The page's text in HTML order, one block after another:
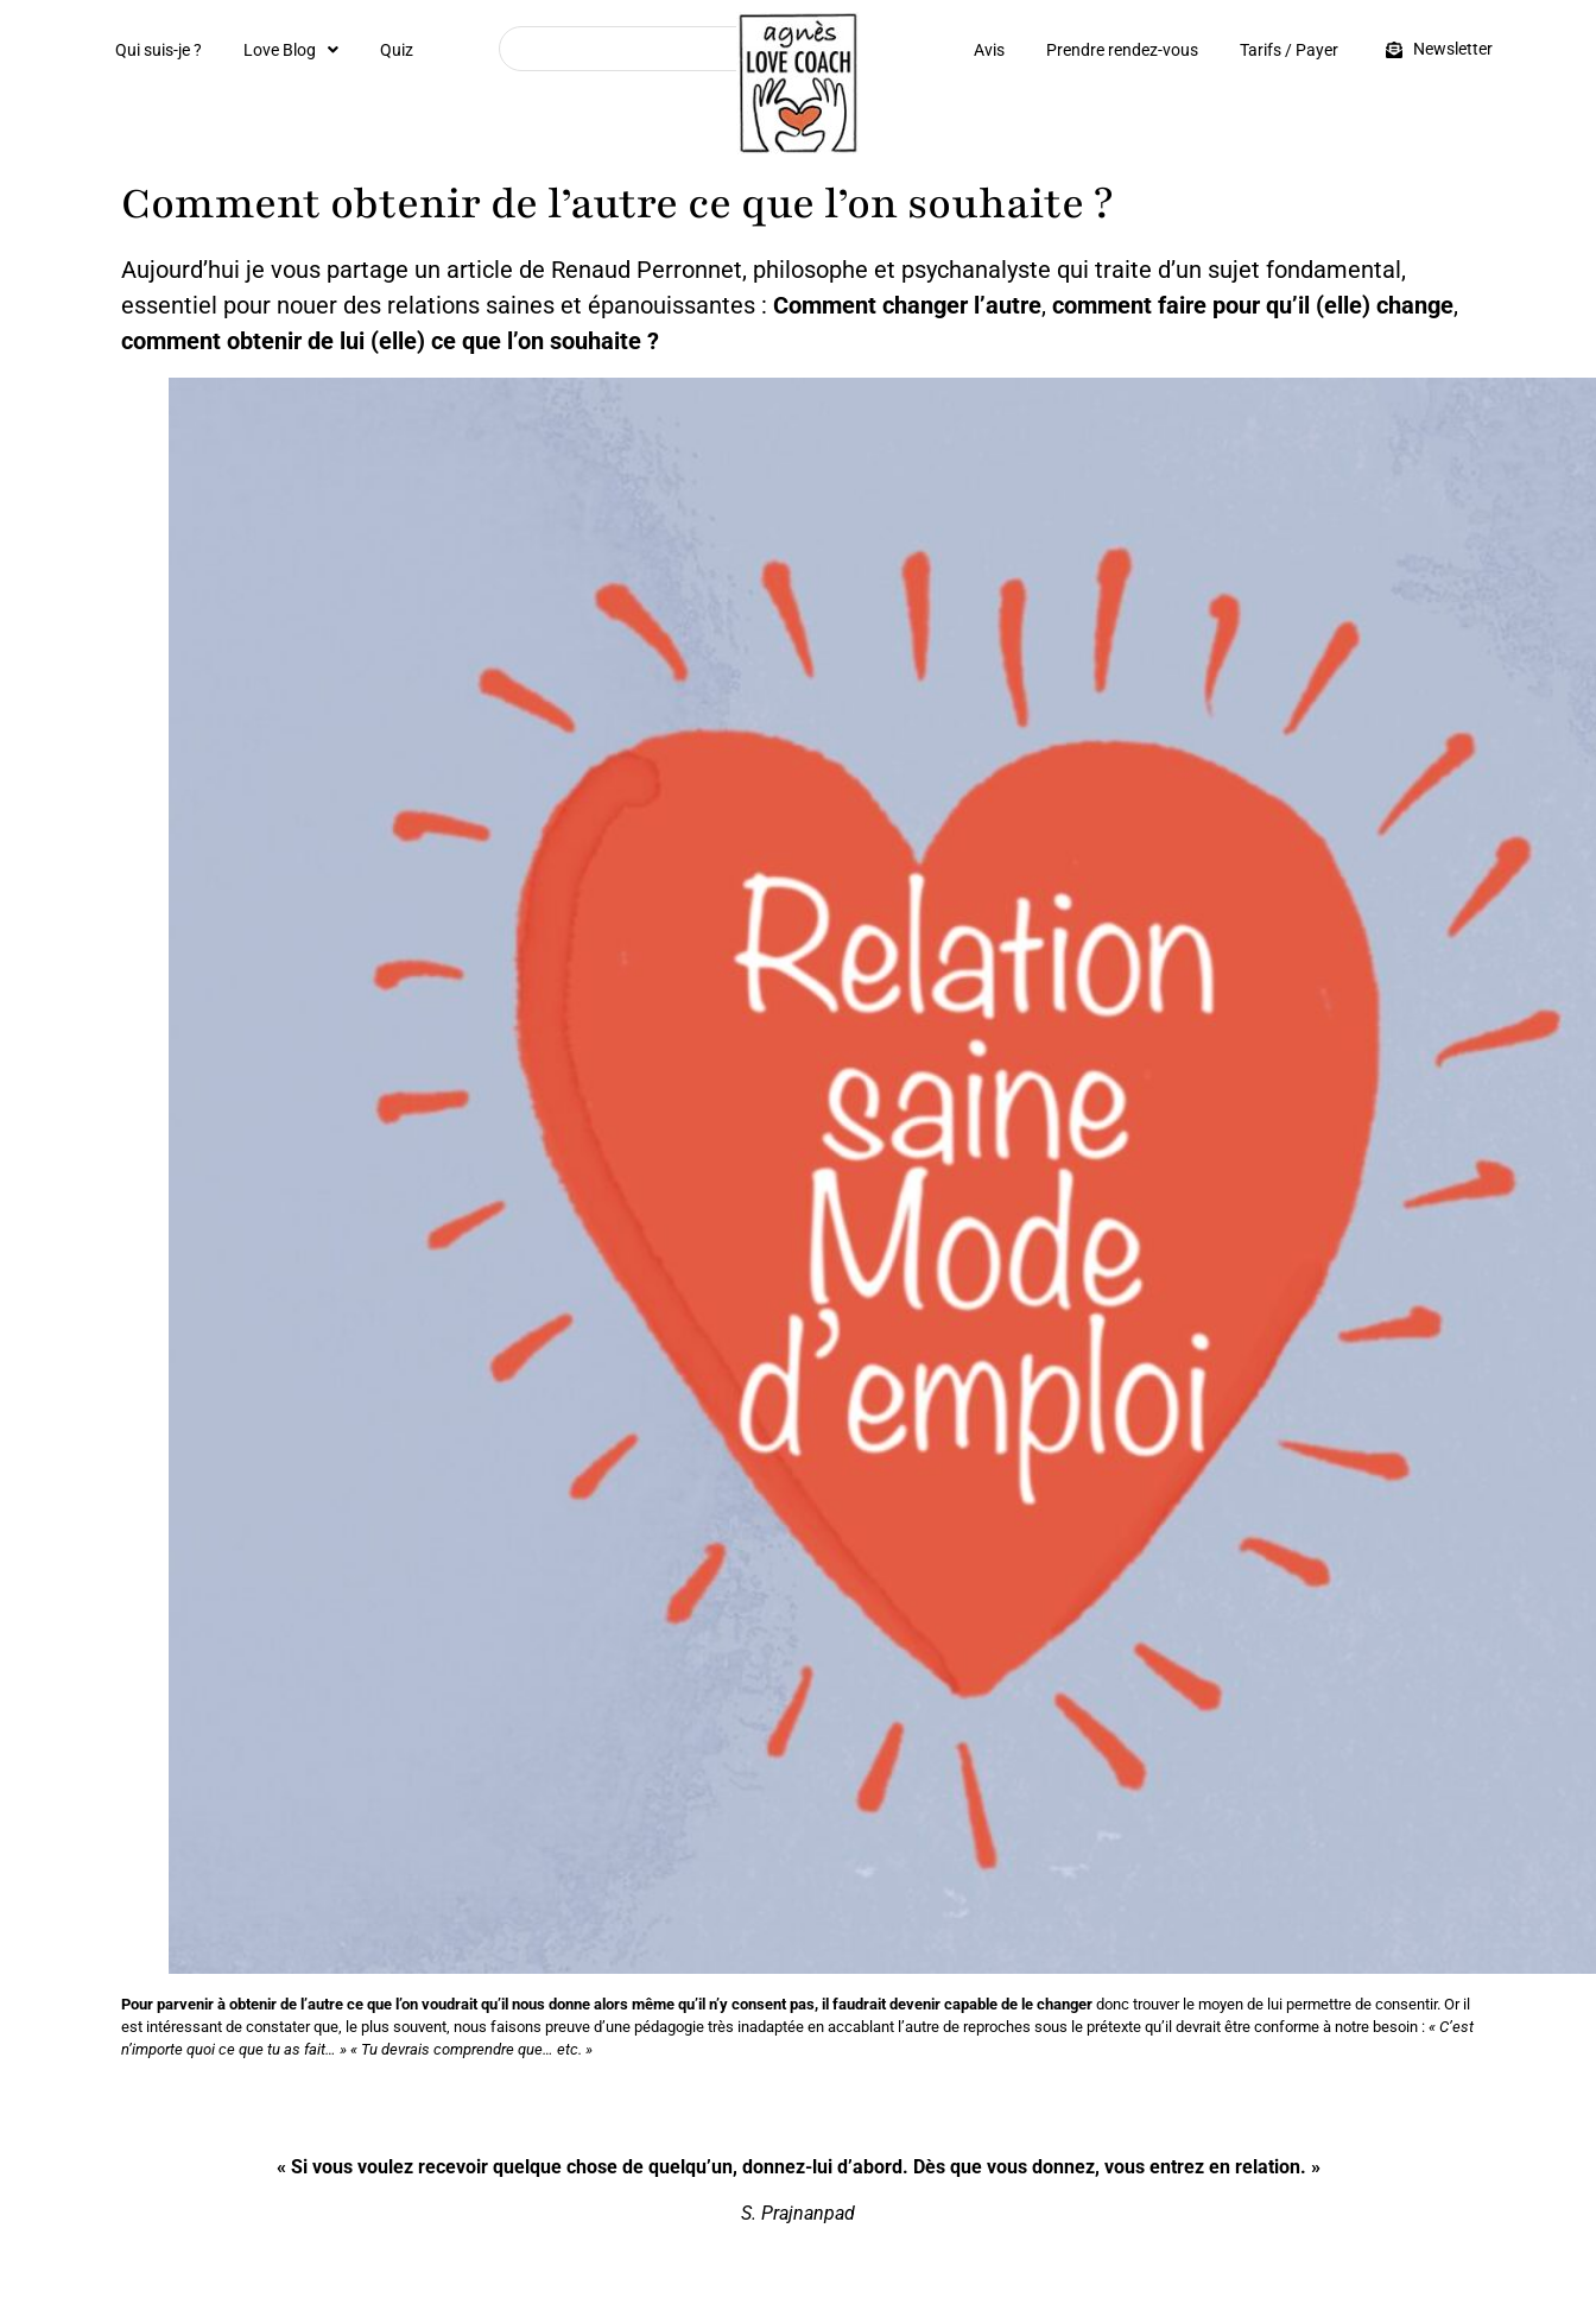
Qui suis-je ? Love Blog Quiz Avis Prendre rendez-vous Tarifs / Payer Newsletter
Comment obtenir de l’autre ce que l’on souhaite ?
Aujourd’hui je vous partage un article de Renaud Perronnet, philosophe et psychanalyste qui traite d’un sujet fondamental,
essentiel pour nouer des relations saines et épanouissantes : Comment changer l’autre, comment faire pour qu’il (elle) change,
comment obtenir de lui (elle) ce que l’on souhaite ?
Pour parvenir à obtenir de l’autre ce que l’on voudrait qu’il nous donne alors même qu’il n’y consent pas, il faudrait devenir capable de le changer donc trouver le moyen de lui permettre de consentir. Or il
est intéressant de constater que, le plus souvent, nous faisons preuve d’une pédagogie très inadaptée en accablant l’autre de reproches sous le prétexte qu’il devrait être conforme à notre besoin : « C’est
n’importe quoi ce que tu as fait… » « Tu devrais comprendre que… etc. »
« Si vous voulez recevoir quelque chose de quelqu’un, donnez-lui d’abord. Dès que vous donnez, vous entrez en relation. »
S. Prajnanpad